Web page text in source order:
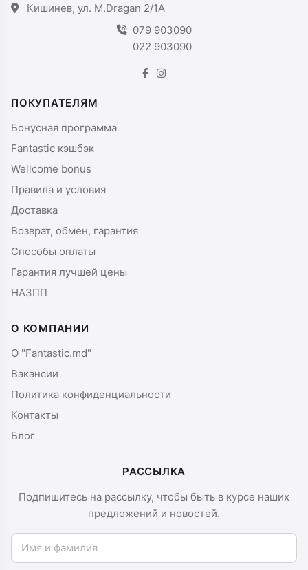
Кишинев, ул. M.Dragan 2/1A
079 903090
022 903090
ПОКУПАТЕЛЯМ
Бонусная программа
Fantastic кэшбэк
Wellcome bonus
Правила и условия
Доставка
Возврат, обмен, гарантия
Способы оплаты
Гарантия лучшей цены
НАЗПП
О КОМПАНИИ
О "Fantastic.md"
Вакансии
Политика конфиденциальности
Контакты
Блог
РАССЫЛКА
Подпишитесь на рассылку, чтобы быть в курсе наших
предложений и новостей.
Имя и фамилия